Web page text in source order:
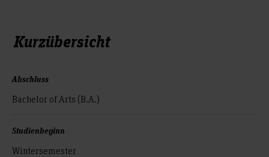
Kurzübersicht
Abschluss
Bachelor of Arts (B.A.)
Studienbeginn
Wintersemester